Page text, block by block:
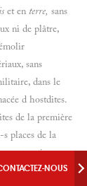
et en terre, sans
ni de plâtre,
sans
dans le
d hostdites.
de la première
places de la
constructions
NOUS